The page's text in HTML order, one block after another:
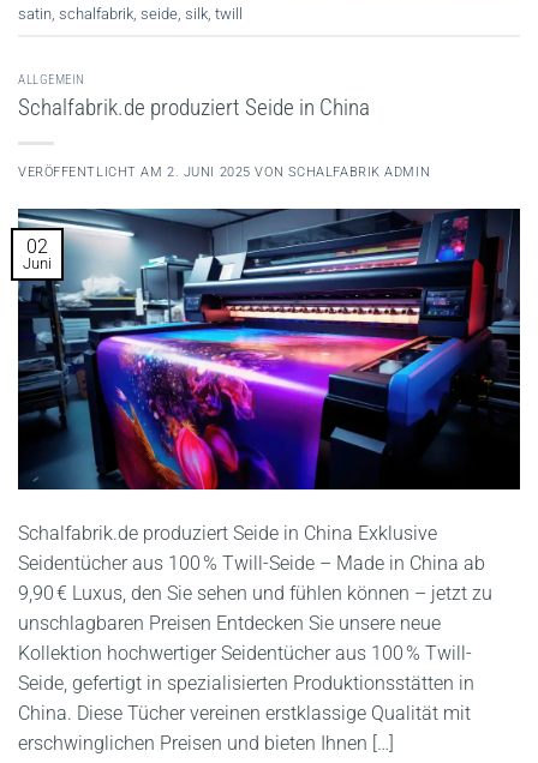
satin schalfabrik seide silk twill
ALLGEMEIN
Schalfabrik.de produziert Seide in China
VERÖFFENTLICHT AM2. JUNI 2025 VON SCHALFABRIK ADMIN
02
Juni
Schalfabrik.de produziert Seide in China Exklusive
Seidentücher aus 100 % Twill-Seide – Made in China ab
9,90 € Luxus, den Sie sehen und fühlen können – jetzt zu
unschlagbaren Preisen Entdecken Sie unsere neue
Kollektion hochwertiger Seidentücher aus 100 % Twill-
Seide, gefertigt in spezialisierten Produktionsstätten in
China. Diese Tücher vereinen erstklassige Qualität mit
erschwinglichen Preisen und bieten Ihnen […]